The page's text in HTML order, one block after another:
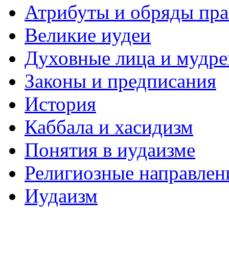
Атрибуты и обряды
Великие иудеи
Духовные лица и
Законы и предписания
История
Каббала и хасидизм
Понятия в иудаизме
Религиозные
Иудаизм